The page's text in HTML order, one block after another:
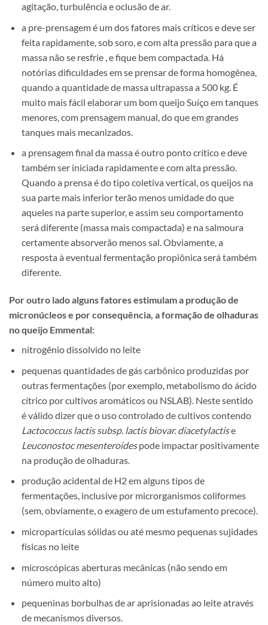
agitação, turbulência e oclusão de ar.
a pre-prensagem é um dos fatores mais críticos e deve ser
feita rapidamente, sob soro, e com alta pressão para que a
massa não se resfrie , e fique bem compactada. Há
notórias dificuldades em se prensar de forma homogênea,
quando a quantidade de massa ultrapassa a 500 kg. É
muito mais fácil elaborar um bom queijo Suíço em tanques
menores, com prensagem manual, do que em grandes
tanques mais mecanizados.
a prensagem final da massa é outro ponto crítico e deve
também ser iniciada rapidamente e com alta pressão.
Quando a prensa é do tipo coletiva vertical, os queijos na
sua parte mais inferior terão menos umidade do que
aqueles na parte superior, e assim seu comportamento
será diferente (massa mais compactada) e na salmoura
certamente absorverão menos sal. Obviamente, a
resposta à eventual fermentação propiônica será também
diferente.
Por outro lado alguns fatores estimulam a produção de
micronúcleos e por consequência, a formação de olhaduras
no queijo Emmental:
nitrogênio dissolvido no leite
pequenas quantidades de gás carbônico produzidas por
outras fermentações (por exemplo, metabolismo do ácido
cítrico por cultivos aromáticos ou NSLAB). Neste sentido
é válido dizer que o uso controlado de cultivos contendo
Lactococcus lactis subsp. lactis biovar. diacetylactise
Leuconostoc mesenteroidespode impactar positivamente
na produção de olhaduras.
produção acidental de H2 em alguns tipos de
fermentações, inclusive por microrganismos coliformes
(sem, obviamente, o exagero de um estufamento precoce).
micropartículas sólidas ou até mesmo pequenas sujidades
físicas no leite
microscópicas aberturas mecânicas (não sendo em
número muito alto)
pequeninas borbulhas de ar aprisionadas ao leite através
de mecanismos diversos.